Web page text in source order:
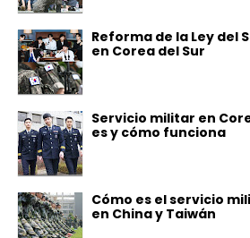
Reforma de la Ley del
en Corea del Sur
Servicio militar en
es y cómo funciona
Cómo es el servicio
en China y Taiwán